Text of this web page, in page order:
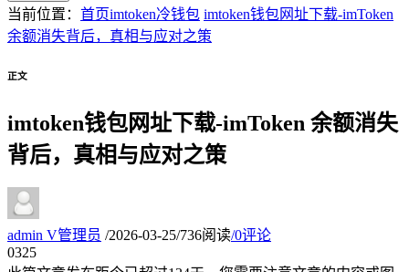
当前位置： 首页imtoken冷钱包 imtoken钱包网址下载-imToken
余额消失背后，真相与应对之策
正文
imtoken钱包网址下载-imToken 余额消失
背后，真相与应对之策
admin V管理员 /2026-03-25/736阅读/0评论
0325